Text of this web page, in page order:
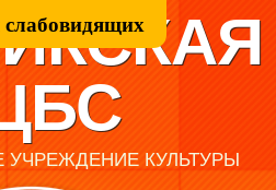
слабовидящих
УЧРЕЖДЕНИЕ КУЛЬТУРЫ